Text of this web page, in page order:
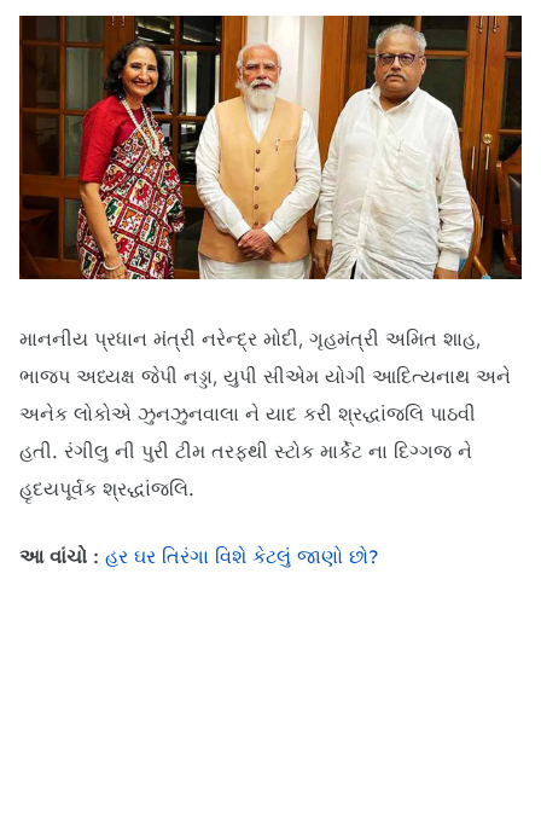
માનનીય પ્રધાન મંત્રી નરેન્દ્ર મોદી, ગૃહમંત્રી અમિત શાહ,
ભાજપ અધ્યક્ષ જેપી નડ્ડા, યુપી સીએમ યોગી આદિત્યનાથ અને
અનેક લોકોએ ઝુનઝુનવાલા ને યાદ કરી શ્રદ્ધાંજલિ પાઠવી
હતી. રંગીલુ ની પુરી ટીમ તરફથી સ્ટોક માર્કેટ ના દિગ્ગજ ને
હૃદયપૂર્વક શ્રદ્ધાંજલિ.
આ વાંચો : હર ઘર તિરંગા વિશે કેટલું જાણો છો?